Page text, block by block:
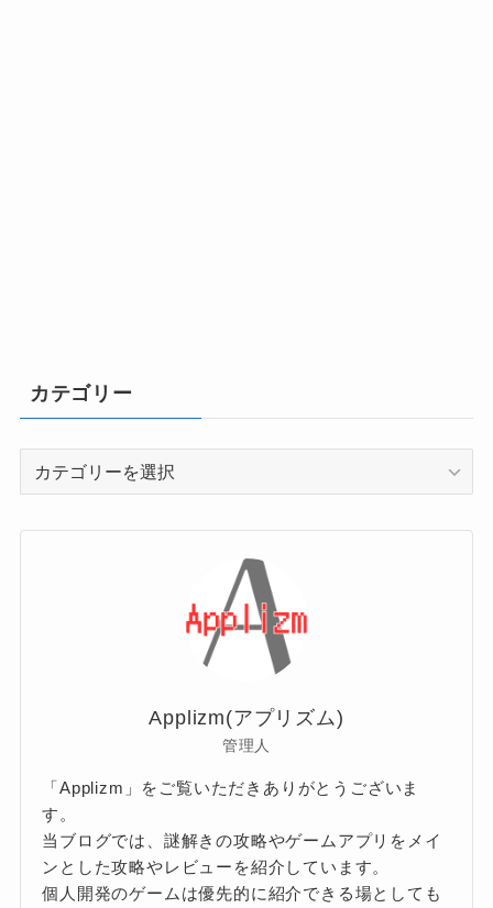
カテゴリー
Applizm(アプリズム)
管理人
「Applizm」をご覧いただきありがとうございま
す。
当ブログでは、謎解きの攻略やゲームアプリをメイ
ンとした攻略やレビューを紹介しています。
個人開発のゲームは優先的に紹介できる場としても